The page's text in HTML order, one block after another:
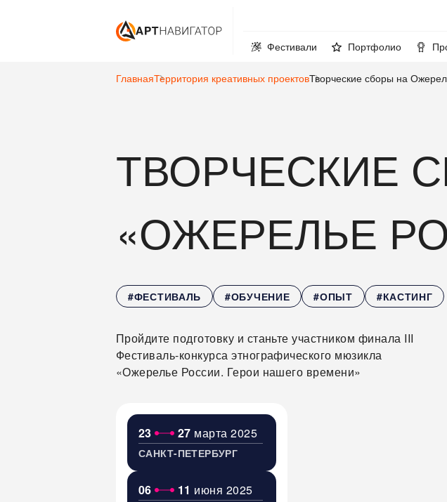
Фестивали Портфолио
ГлавнаяТерритория креативных проектовТворческие сборы на
ТВОРЧЕСКИЕ
«ОЖЕРЕЛЬЕ
#ФЕСТИВАЛЬ #ОБУЧЕНИЕ #ОПЫТ #КАСТИНГ
Пройдите подготовку и станьте участником финала III
Фестиваль-конкурса этнографического мюзикла
«Ожерелье России. Герои нашего времени»
23 27 марта 2025
САНКТ-ПЕТЕРБУРГ
06 11 июня 2025